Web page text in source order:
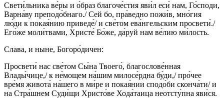
Свети́льника ве́ры и о́браз благоче́стия яви́л еси́ нам, Го́споди,
Варна́ву преподо́бнаго./ Сей бо, пра́ведно пожи́в, мно́гия
лю́ди к покая́нию приведе́/ и све́том ева́нгельским просвети́./
Его́же моли́твами, Христе́ Бо́же, да́руй нам ве́лию ми́лость.
Слава, и ныне, Богоро́дичен:
Просвети́ нас све́том Сы́на Твоего́, благослове́нная
Влады́чице,/ к не́мощем на́шим милосе́рдна бу́ди,/ про́чее
вре́мя живота́ на́шего в ми́ре и покая́нии сподо́би сконча́ти/ и
на Стра́шнем Суди́щи Христо́ве Хода́таица неотсту́пна яви́ся.